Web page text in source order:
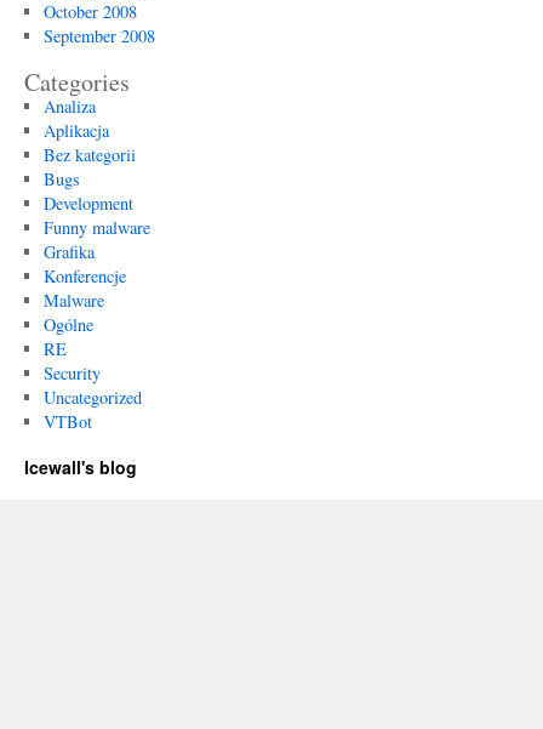
October 2008
September 2008
Categories
Analiza
Aplikacja
Bez kategorii
Bugs
Development
Funny malware
Grafika
Konferencje
Malware
Ogólne
RE
Security
Uncategorized
VTBot
Icewall's blog